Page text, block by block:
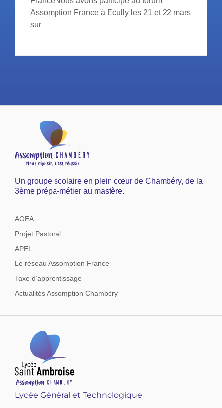
Assomption France à Ecully les 21 et 22 mars
sur
Un groupe scolaire en plein cœur de Chambéry, de la
3ème prépa-métier au mastère.
AGEA
Projet Pastoral
APEL
Le réseau Assomption France
Taxe d’apprentissage
Actualités Assomption Chambéry
Lycée Général et Technologique